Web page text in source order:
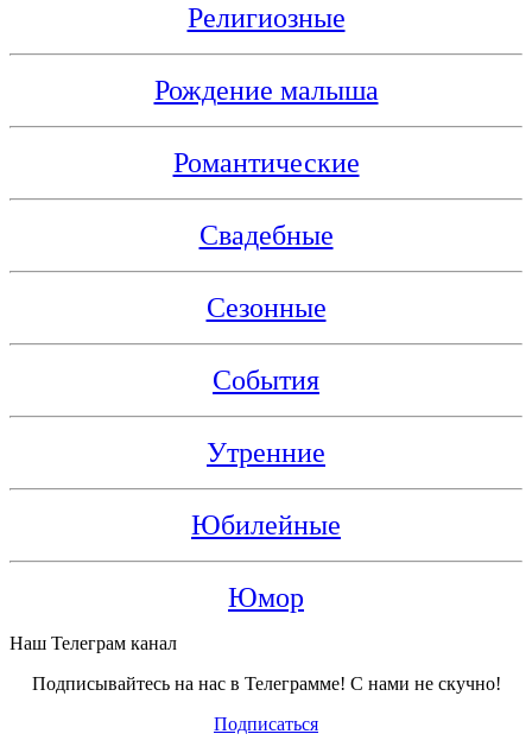
Религиозные
Рождение малыша
Романтические
Свадебные
Сезонные
События
Утренние
Юбилейные
Юмор
Наш Телеграм канал
Подписывайтесь на нас в Телеграмме! С нами не скучно!
Подписаться